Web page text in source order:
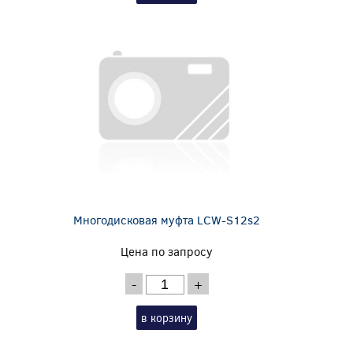
Многодисковая муфта LCW-S12s2
Цена по запросу
- +
в корзину